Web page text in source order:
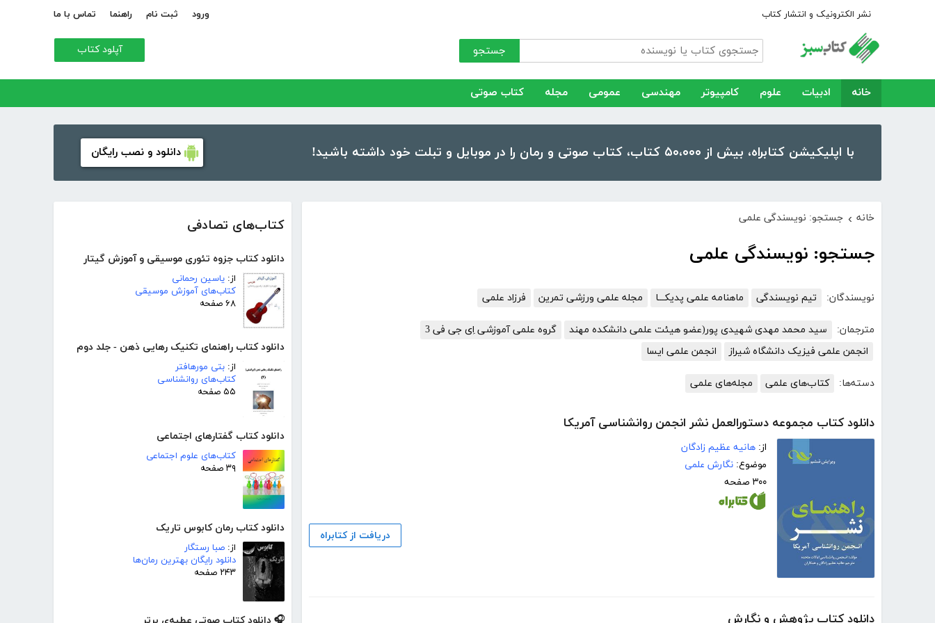
نشر الکترونیک و انتشار کتاب ورود ثبت نام راهنما تماس با ما
جستجو آپلود کتاب
خانه ادبیات علوم کامپیوتر مهندسی عمومی مجله کتاب صوتی
با اپلیکیشن کتابراه، بیش از ۵۰،۰۰۰ کتاب، کتاب صوتی و رمان را در موبایل و تبلت خود داشته باشید! دانلود و نصب رایگان
کتاب‌های تصادفی
دانلود کتاب جزوه تئوری موسیقی و آموزش گیتار
از: یاسین رحمانی
کتاب‌های آموزش موسیقی
۶۸ صفحه
دانلود کتاب راهنمای تکنیک رهایی ذهن - جلد دوم
از: بتی مورهافتر
کتاب‌های روانشناسی
۵۵ صفحه
دانلود کتاب گفتارهای اجتماعی
کتاب‌های علوم اجتماعی
۳۹ صفحه
دانلود کتاب رمان کابوس تاریک
از: صبا رستگار
دانلود رایگان بهترین رمان‌ها
۲۴۳ صفحه
خانه › جستجو: نویسندگی علمی
جستجو: نویسندگی علمی
نویسندگان: تیم نویسندگی ماهنامه علمی پدیکـــا مجله علمی ورزشی تمرین فرزاد علمی
مترجمان: سید محمد مهدی شهیدی پور(عضو هیئت علمی دانشکده مهند
گروه علمی آموزشی اِی جی فی 3
انجمن علمی فیزیک دانشگاه شیراز
انجمن علمی ایسا
دسته‌ها: کتاب‌های علمی مجله‌های علمی
دانلود کتاب مجموعه دستورالعمل نشر انجمن روانشناسی آمریکا‌‫‌‫‌‫‫
از: هانیه عظیم زادگان
موضوع: نگارش علمی
۳۰۰ صفحه
دریافت از کتابراه
دانلود کتاب پژوهش و نگارش